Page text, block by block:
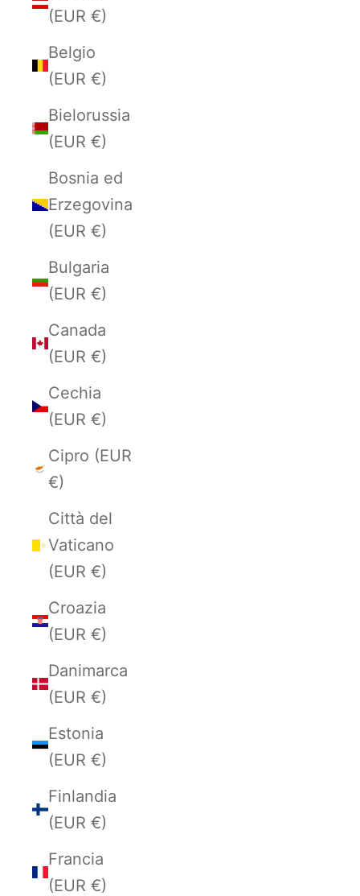
(EUR €)
Belgio
(EUR €)
Bielorussia
(EUR €)
Bosnia ed
Erzegovina
(EUR €)
Bulgaria
(EUR €)
Canada
(EUR €)
Cechia
(EUR €)
Cipro (EUR
€)
Città del
Vaticano
(EUR €)
Croazia
(EUR €)
Danimarca
(EUR €)
Estonia
(EUR €)
Finlandia
(EUR €)
Francia
(EUR €)